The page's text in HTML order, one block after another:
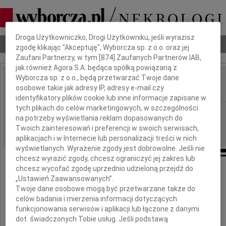
Nekrologi Odeszli Poradnik pogrzebowy
IMIĘ I NAZWISKO: Ewa Simon
REGION: Kraków
DATA EMISJI: 18.09.2023
Dbamy o Twoją prywatność
Droga Użytkowniczko, Drogi Użytkowniku, jeśli wyrazisz
zgodę klikając "Akceptuję", Wyborcza sp. z o.o. oraz jej
Zaufani Partnerzy, w tym [874 ] Zaufanych Partnerów IAB,
jak również Agora S.A. będąca spółką powiązaną z
Wyborcza sp. z o.o., będą przetwarzać Twoje dane
osobowe takie jak adresy IP, adresy e-mail czy
identyfikatory plików cookie lub inne informacje zapisane w
tych plikach do celów marketingowych, w szczególności
na potrzeby wyświetlania reklam dopasowanych do
Twoich zainteresowań i preferencji w swoich serwisach,
aplikacjach i w Internecie lub personalizacji treści w nich
wyświetlanych. Wyrażenie zgody jest dobrowolne. Jeśli nie
chcesz wyrazić zgody, chcesz ograniczyć jej zakres lub
chcesz wycofać zgodę uprzednio udzieloną przejdź do
„Ustawień Zaawansowanych”.
Twoje dane osobowe mogą być przetwarzane także do
celów badania i mierzenia informacji dotyczących
funkcjonowania serwisów i aplikacji lub łączone z danymi
dot. świadczonych Tobie usług. Jeśli podstawą